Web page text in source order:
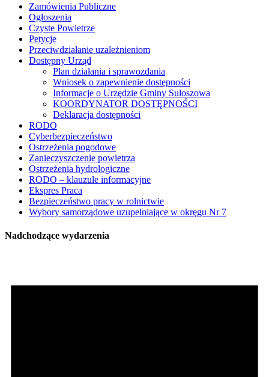
Zamówienia Publiczne
Ogłoszenia
Czyste Powietrze
Petycje
Przeciwdziałanie uzależnieniom
Dostępny Urząd
Plan działania i sprawozdania
Wniosek o zapewnienie dostępności
Informacje o Urzędzie Gminy Sułoszowa
KOORDYNATOR DOSTĘPNOŚCI
Deklaracja dostępności
RODO
Cyberbezpieczeństwo
Ostrzeżenia pogodowe
Zanieczyszczenie powietrza
Ostrzeżenia hydrologiczne
RODO – klauzule informacyjne
Ekspres Praca
Bezpieczeństwo pracy w rolnictwie
Wybory samorządowe uzupełniające w okręgu Nr 7
Nadchodzące wydarzenia